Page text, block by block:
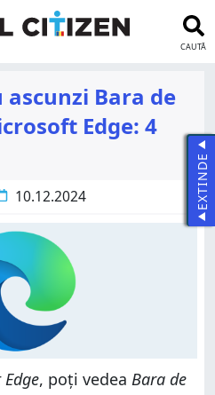
CAUTĂ
ascunzi Bara de
Edge: 4
10.12.2024
, poți vedea Bara de
EXTINDE